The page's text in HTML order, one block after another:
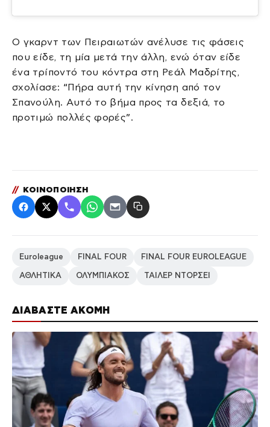
ΔΙΑΒΑΣΤΕ ΑΚΟΜΗ
O γκαρντ των Πειραιωτών ανέλυσε τις φάσεις
που είδε, τη μία μετά την άλλη, ενώ όταν είδε
ένα τρίποντό του κόντρα στη Ρεάλ Μαδρίτης,
σχολίασε: “Πήρα αυτή την κίνηση από τον
Σπανούλη. Αυτό το βήμα προς τα δεξιά, το
προτιμώ πολλές φορές”.
// ΚΟΙΝΟΠΟΙΗΣΗ
Euroleague FINAL FOUR FINAL FOUR EUROLEAGUE
ΑΘΛΗΤΙΚΑ ΟΛΥΜΠΙΑΚΟΣ ΤΑΙΛΕΡ ΝΤΟΡΣΕΙ